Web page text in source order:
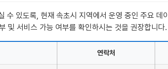
있도록, 현재 속초시 지역에서 운영 중인 주요
및 서비스 가능 여부를 확인하시는 것을 권장합니다.
연락처